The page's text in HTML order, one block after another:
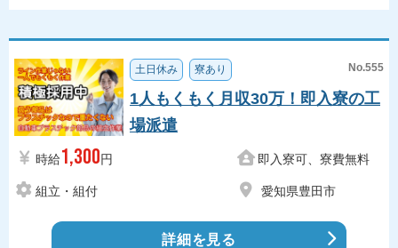
土日休み 寮あり No.555
1人もくもく月収30万！即入寮の工
場派遣
時給1,300円 即入寮可、寮費無料
組立・組付 愛知県豊田市
詳細を見る